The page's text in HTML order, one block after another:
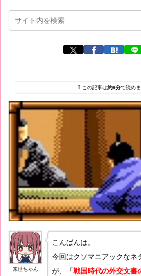
この記事は約6分で読めま
来世ちゃん
こんばんは。
今回はクソマニアックなネ
が、「戦国時代の外交文書